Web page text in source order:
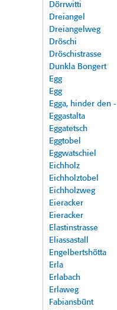
Dörrwitti
Dreiangel
Dreiangelweg
Dröschi
Dröschistrasse
Dunkla Bongert
Egg
Egg
Egga, hinder den -
Eggastalta
Eggatetsch
Eggtobel
Eggwatschiel
Eichholz
Eichholztobel
Eichholzweg
Eieracker
Eieracker
Elastinstrasse
Eliassastall
Engelbertshötta
Erla
Erlabach
Erlaweg
Fabiansbünt